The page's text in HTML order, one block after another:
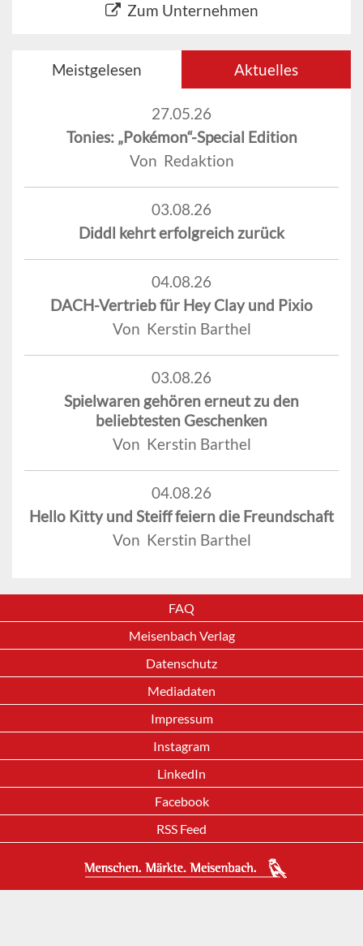
Zum Unternehmen
Meistgelesen Aktuelles
27.05.26
Tonies: „Pokémon“-Special Edition
Von Redaktion
03.08.26
Diddl kehrt erfolgreich zurück
04.08.26
DACH-Vertrieb für Hey Clay und Pixio
Von Kerstin Barthel
03.08.26
Spielwaren gehören erneut zu den
beliebtesten Geschenken
Von Kerstin Barthel
04.08.26
Hello Kitty und Steiff feiern die Freundschaft
Von Kerstin Barthel
FAQ
Meisenbach Verlag
Datenschutz
Mediadaten
Impressum
Instagram
LinkedIn
Facebook
RSS Feed